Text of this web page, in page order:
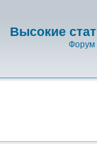
Высокие
Форум